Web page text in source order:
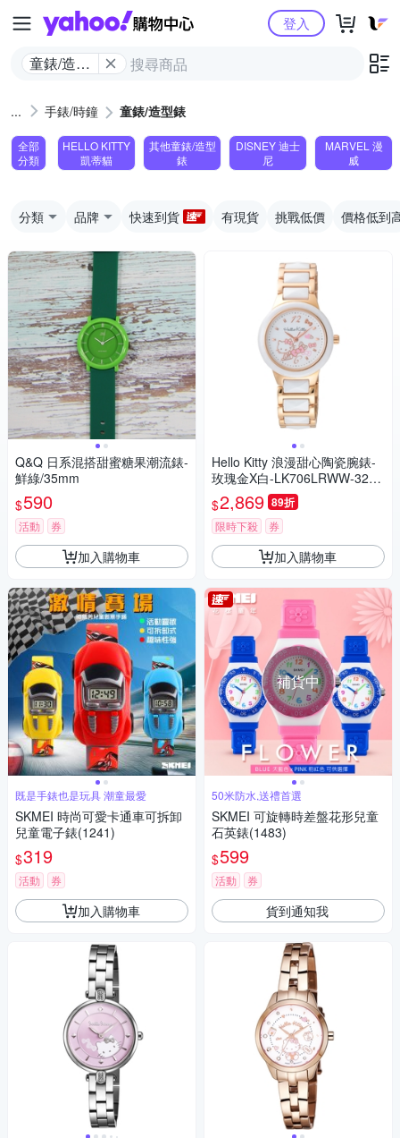
Yahoo購物中心
童錶/造型
登入
手錶/時鐘 童錶/造型錶
全部
分類
HELLO KITTY
凱蒂貓
其他童錶/造型
錶
DISNEY 迪士
尼
MARVEL 漫
威
分類 品牌 快速到貨 有現貨 挑戰低價 價格低到
Q&Q 日系混搭甜蜜糖果潮流錶-
鮮綠/35mm
$590
活動 券
加入購物車
既是手錶也是玩具 潮童最愛
SKMEI 時尚可愛卡通車可拆卸
兒童電子錶(1241)
$319
活動 券
加入購物車
Hello Kitty 浪漫甜心陶瓷腕錶-
玫瑰金X白-LK706LRWW-32m
m
$2,869 89折
限時下殺 券
加入購物車
補貨中
50米防水,送禮首選
SKMEI 可旋轉時差盤花形兒童
石英錶(1483)
$599
活動 券
貨到通知我